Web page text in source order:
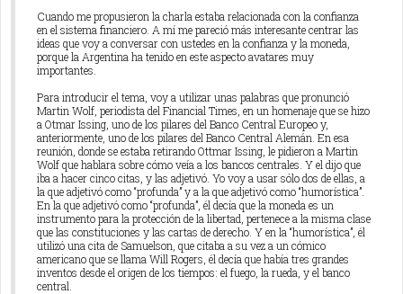
Cuando me propusieron la charla estaba relacionada con la confianza
en el sistema financiero. A mí me pareció más interesante centrar las
ideas que voy a conversar con ustedes en la confianza y la moneda,
porque la Argentina ha tenido en este aspecto avatares muy
importantes.
Para introducir el tema, voy a utilizar unas palabras que pronunció
Martin Wolf, periodista del Financial Times, en un homenaje que se hizo
a Otmar Issing, uno de los pilares del Banco Central Europeo y,
anteriormente, uno de los pilares del Banco Central Alemán. En esa
reunión, donde se estaba retirando Ottmar Issing, le pidieron a Martin
Wolf que hablara sobre cómo veía a los bancos centrales. Y el dijo que
iba a hacer cinco citas, y las adjetivó. Yo voy a usar sólo dos de ellas, a
la que adjetivó como “profunda” y a la que adjetivó como “humorística”.
En la que adjetivó como “profunda”, él decía que la moneda es un
instrumento para la protección de la libertad, pertenece a la misma clase
que las constituciones y las cartas de derecho. Y en la “humorística”, él
utilizó una cita de Samuelson, que citaba a su vez a un cómico
americano que se llama Will Rogers, él decía que había tres grandes
inventos desde el origen de los tiempos: el fuego, la rueda, y el banco
central.